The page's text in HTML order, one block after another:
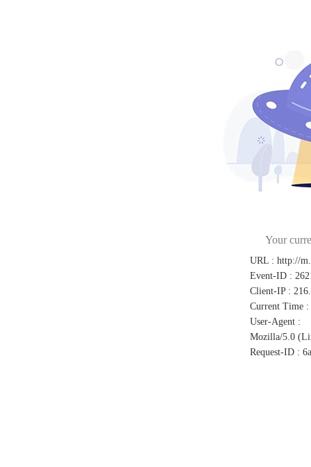
Your
URL : http://
Event-ID :
Client-IP :
Current Time :
User-Agent :
Mozilla/5.0
Request-ID :